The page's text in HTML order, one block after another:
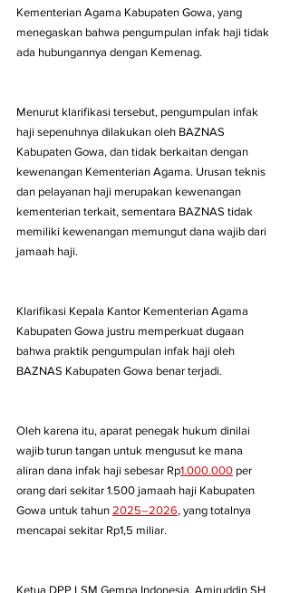
Kementerian Agama Kabupaten Gowa, yang
menegaskan bahwa pengumpulan infak haji tidak
ada hubungannya dengan Kemenag.
Menurut klarifikasi tersebut, pengumpulan infak
haji sepenuhnya dilakukan oleh BAZNAS
Kabupaten Gowa, dan tidak berkaitan dengan
kewenangan Kementerian Agama. Urusan teknis
dan pelayanan haji merupakan kewenangan
kementerian terkait, sementara BAZNAS tidak
memiliki kewenangan memungut dana wajib dari
jamaah haji.
Klarifikasi Kepala Kantor Kementerian Agama
Kabupaten Gowa justru memperkuat dugaan
bahwa praktik pengumpulan infak haji oleh
BAZNAS Kabupaten Gowa benar terjadi.
Oleh karena itu, aparat penegak hukum dinilai
wajib turun tangan untuk mengusut ke mana
aliran dana infak haji sebesar Rp1.000.000 per
orang dari sekitar 1.500 jamaah haji Kabupaten
Gowa untuk tahun 2025–2026, yang totalnya
mencapai sekitar Rp1,5 miliar.
Ketua DPP LSM Gempa Indonesia, Amiruddin SH